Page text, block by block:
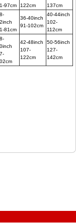
97cm
122cm
137cm
81cm
36-40inch
91-102cm
40-44inch
102-
112cm
42-48inch
107-
122cm
50-56inch
127-
142cm